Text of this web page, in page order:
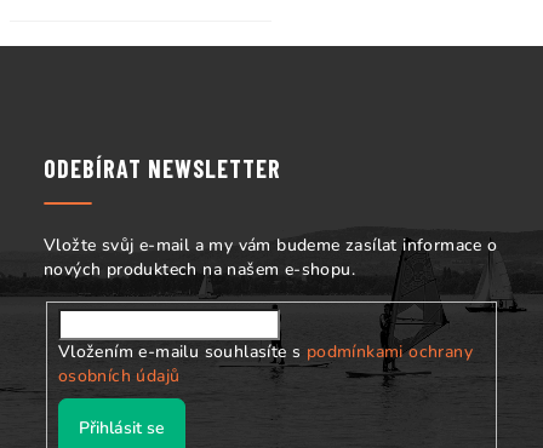
ODEBÍRAT NEWSLETTER
Vložte svůj e-mail a my vám budeme zasílat informace o
nových produktech na našem e-shopu.
Vložením e-mailu souhlasíte s podmínkami ochrany
osobních údajů
Přihlásit se